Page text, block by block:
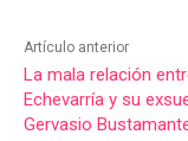
Artículo anterior
La mala relación
Echevarría y su
Gervasio